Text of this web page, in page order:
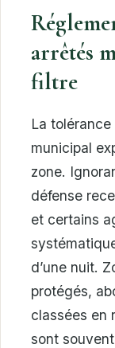
arrêtés
filtre
La tolérance
municipal
zone.
défense
et certains
d’une nuit.
protégés,
classées en
sont